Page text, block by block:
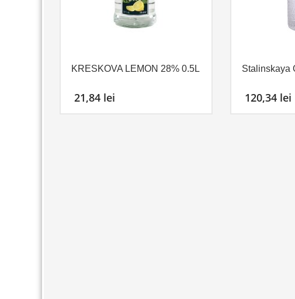
KRESKOVA LEMON 28% 0.5L
21,84 lei
Stalinskaya
120,34 lei